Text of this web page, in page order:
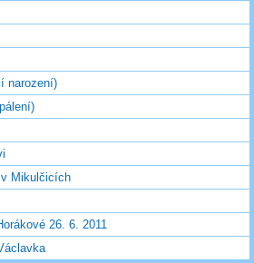
narození)
Mikulčicích
26. 6. 2011